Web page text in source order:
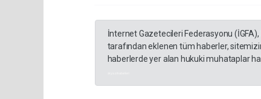
İnternet Gazetecileri Federasyonu (İGFA),
tarafından eklenen tüm haberler,
haberlerde yer alan hukuki muhataplar